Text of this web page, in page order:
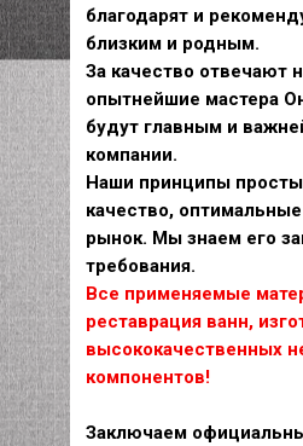
благодарят и
близким и родным.
За качество отвечают
опытнейшие мастера
будут главным и
компании.
Наши принципы
качество,
рынок. Мы знаем его
требования.
Все применяемые
реставрация ванн,
высококачественных
компонентов!
Заключаем